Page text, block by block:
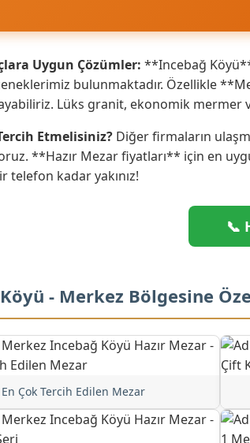
Uygun Çözümler: **Incebağ
bulunmaktadır. Özellikle
Lüks granit, ekonomik mermer
Etmelisiniz? Diğer firmaların
**Hazır Mezar fiyatları** için en
telefon kadar yakınız!
📞
- Merkez Bölgesine
En Çok Tercih Edilen Mezar